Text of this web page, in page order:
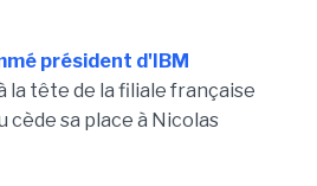
président d'IBM
la tête de la filiale française
cède sa place à Nicolas